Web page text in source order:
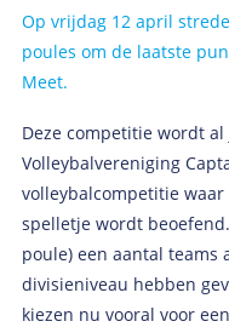
Op vrijdag 12 april
poules om de laatste
Meet.
Deze competitie wordt
Volleybalvereniging
volleybalcompetitie
spelletje wordt
poule) een aantal teams
divisieniveau hebben
kiezen nu vooral voor